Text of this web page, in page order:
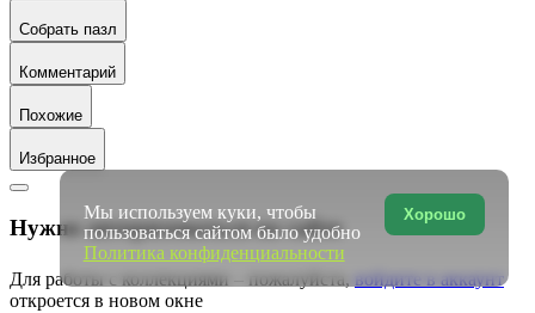
Собрать пазл
Комментарий
Похожие
Избранное
Нужно авторизоваться на сайте
Для работы с коллекциями – пожалуйста, войдите в аккаунт
откроется в новом окне
Хорошо
Мы используем куки, чтобы
пользоваться сайтом было удобно
Политика конфиденциальности